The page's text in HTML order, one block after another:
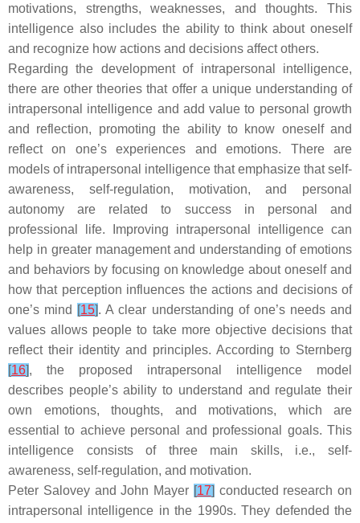
motivations, strengths, weaknesses, and thoughts. This
intelligence also includes the ability to think about oneself
and recognize how actions and decisions affect others.
Regarding the development of intrapersonal intelligence,
there are other theories that offer a unique understanding of
intrapersonal intelligence and add value to personal growth
and reflection, promoting the ability to know oneself and
reflect on one’s experiences and emotions. There are
models of intrapersonal intelligence that emphasize that self-
awareness, self-regulation, motivation, and personal
autonomy are related to success in personal and
professional life. Improving intrapersonal intelligence can
help in greater management and understanding of emotions
and behaviors by focusing on knowledge about oneself and
how that perception influences the actions and decisions of
one’s mind [15]. A clear understanding of one’s needs and
values allows people to take more objective decisions that
reflect their identity and principles. According to Sternberg
[16], the proposed intrapersonal intelligence model
describes people’s ability to understand and regulate their
own emotions, thoughts, and motivations, which are
essential to achieve personal and professional goals. This
intelligence consists of three main skills, i.e., self-
awareness, self-regulation, and motivation.
Peter Salovey and John Mayer [17] conducted research on
intrapersonal intelligence in the 1990s. They defended the